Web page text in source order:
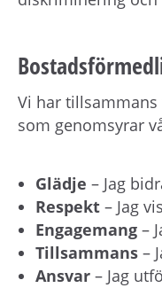
Vi har
som genomsyrar
Glädje – Jag
Respekt – Jag
Engagemang –
Tillsammans –
Ansvar – Jag